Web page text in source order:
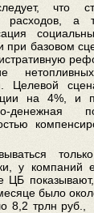
что
расходов, а
при базовом
Целевой
на 4%, и
денежная
у компаний
ЦБ
было
8,2 трлн